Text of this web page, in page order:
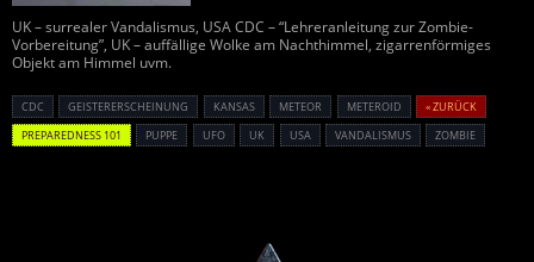
UK – surrealer Vandalismus, USA CDC – “Lehreranleitung zur Zombie-
Vorbereitung”, UK – auffällige Wolke am Nachthimmel, zigarrenförmiges
Objekt am Himmel uvm.
CDC GEISTERERSCHEINUNG KANSAS METEOR METEROID
« ZURÜCK
PREPAREDNESS 101
PUPPE UFO UK USA VANDALISMUS ZOMBIE